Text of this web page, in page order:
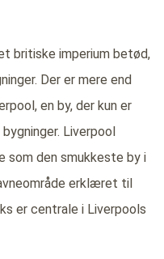
britiske imperium betød,
Der er mere end
en by, der kun er
Liverpool
som den smukkeste by i
erklæret til
er centrale i Liverpools